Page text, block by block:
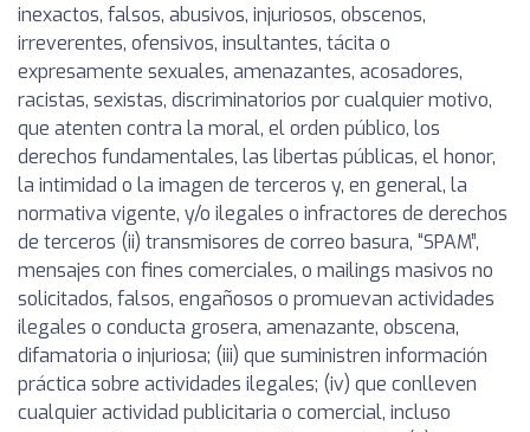
inexactos, falsos, abusivos, injuriosos, obscenos,
irreverentes, ofensivos, insultantes, tácita o
expresamente sexuales, amenazantes, acosadores,
racistas, sexistas, discriminatorios por cualquier motivo,
que atenten contra la moral, el orden público, los
derechos fundamentales, las libertas públicas, el honor,
la intimidad o la imagen de terceros y, en general, la
normativa vigente, y/o ilegales o infractores de derechos
de terceros (ii) transmisores de correo basura, “SPAM”,
mensajes con fines comerciales, o mailings masivos no
solicitados, falsos, engañosos o promuevan actividades
ilegales o conducta grosera, amenazante, obscena,
difamatoria o injuriosa; (iii) que suministren información
práctica sobre actividades ilegales; (iv) que conlleven
cualquier actividad publicitaria o comercial, incluso